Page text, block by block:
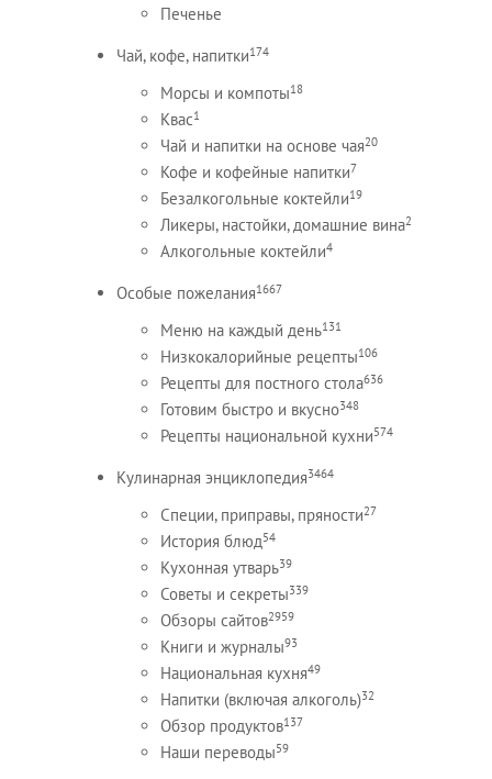
Печенье
Чай, кофе, напитки174
Морсы и компоты18
Квас1
Чай и напитки на основе чая20
Кофе и кофейные напитки7
Безалкогольные коктейли19
Ликеры, настойки, домашние вина2
Алкогольные коктейли4
Особые пожелания1667
Меню на каждый день131
Низкокалорийные рецепты106
Рецепты для постного стола636
Готовим быстро и вкусно348
Рецепты национальной кухни574
Кулинарная энциклопедия3464
Специи, приправы, пряности27
История блюд54
Кухонная утварь39
Советы и секреты339
Обзоры сайтов2959
Книги и журналы93
Национальная кухня49
Напитки (включая алкоголь)32
Обзор продуктов137
Наши переводы59